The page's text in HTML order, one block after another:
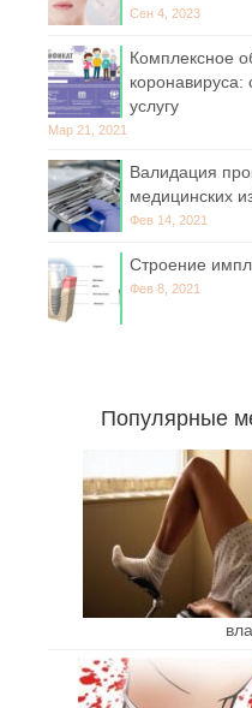
Сен 4, 2023
Комплексное
услугу
Мар 21, 2021
Валидация
медицинских
Фев 14, 2021
Строение
Фев 8, 2021
Популярные